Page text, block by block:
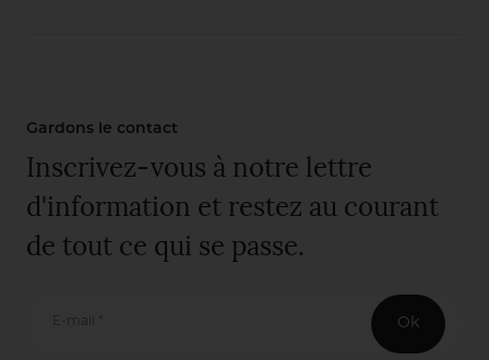
Gardons le contact
Inscrivez-vous à notre lettre
d'information et restez au courant
de tout ce qui se passe.
E-mail * Ok